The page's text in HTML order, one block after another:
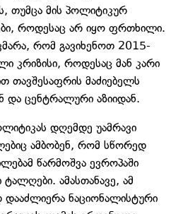
თუმცა მის პოლიტიკურ
როდესაც არ იყო ფრთხილი.
რომ გავიხენოთ 2015-
კრიზისი, როდესაც მან კარი
თავშესაფრის მაძიებელს
ცენტრალური აზიიდან.
დღემდე უამრავი
ამბობენ, რომ სწორედ
წარმოშვა ევროპაში
ამასთანავე, ამ
დააძლიერა ნაციონალისტური